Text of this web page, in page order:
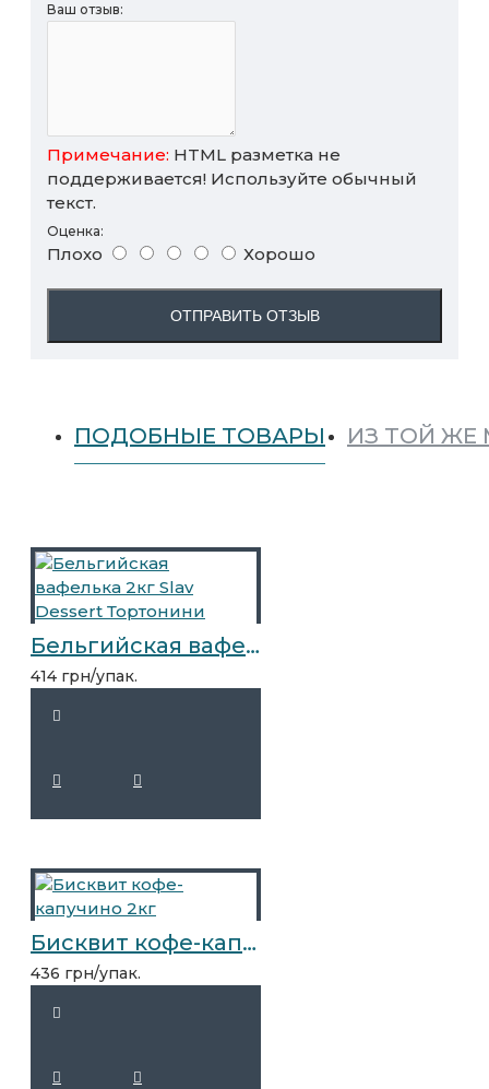
Ваш отзыв:
Примечание: HTML разметка не
поддерживается! Используйте обычный
текст.
Оценка:
Плохо Хорошо
ОТПРАВИТЬ ОТЗЫВ
ПОДОБНЫЕ ТОВАРЫ ИЗ ТОЙ ЖЕ
Бельгийская вафелька 2кг Slav Dessert Тортонини
414 грн/упак.
Бисквит кофе-капучино 2кг
436 грн/упак.